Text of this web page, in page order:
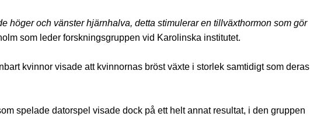
höger och vänster hjärnhalva, detta stimulerar en tillväxthormon som gör
som leder forskningsgruppen vid Karolinska institutet.
kvinnor visade att kvinnornas bröst växte i storlek samtidigt som deras
spelade datorspel visade dock på ett helt annat resultat, i den gruppen